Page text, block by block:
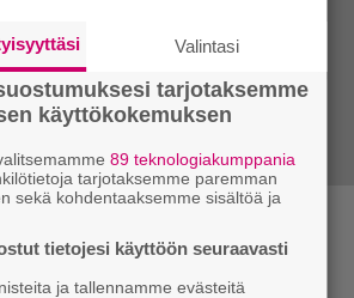
Festival oli menestys –
risteily, ensi vuoden
selvillä
Valintasi
tarjotaksemme
käyttökokemuksen
89 teknologiakumppania
tarjotaksemme paremman
sekä kohdentaaksemme sisältöä ja
tietojesi käyttöön seuraavasti
ja tallennamme evästeitä